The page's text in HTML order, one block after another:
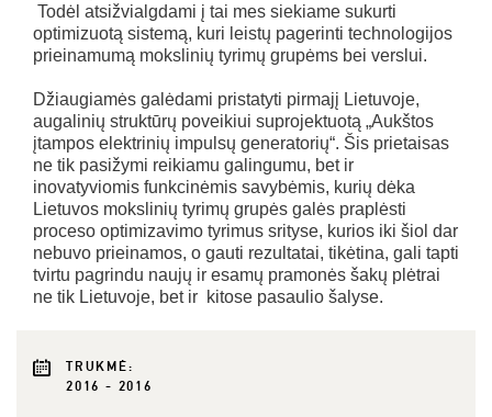
Todėl atsižvialgdami į tai mes siekiame sukurti
optimizuotą sistemą, kuri leistų pagerinti technologijos
prieinamumą mokslinių tyrimų grupėms bei verslui.
Džiaugiamės galėdami pristatyti pirmajį Lietuvoje,
augalinių struktūrų poveikiui suprojektuotą „Aukštos
įtampos elektrinių impulsų generatorių“. Šis prietaisas
ne tik pasižymi reikiamu galingumu, bet ir
inovatyviomis funkcinėmis savybėmis, kurių dėka
Lietuvos mokslinių tyrimų grupės galės praplėsti
proceso optimizavimo tyrimus srityse, kurios iki šiol dar
nebuvo prieinamos, o gauti rezultatai, tikėtina, gali tapti
tvirtu pagrindu naujų ir esamų pramonės šakų plėtrai
ne tik Lietuvoje, bet ir kitose pasaulio šalyse.
TRUKMĖ:
2016 - 2016